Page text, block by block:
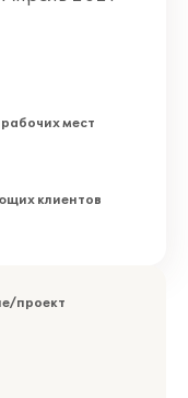
мест
клиентов
проект